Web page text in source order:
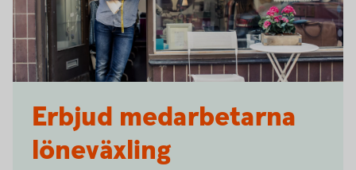
Erbjud medarbetarna
löneväxling